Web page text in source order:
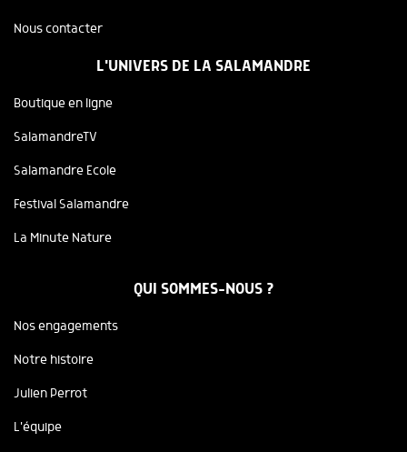
Nous contacter
L'UNIVERS DE LA SALAMANDRE
Boutique en ligne
SalamandreTV
Salamandre Ecole
Festival Salamandre
La Minute Nature
QUI SOMMES-NOUS ?
Nos engagements
Notre histoire
Julien Perrot
L'équipe